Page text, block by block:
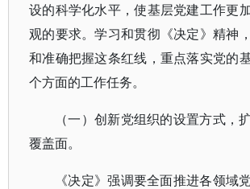
设的科学化水平，使基层党建工作更
观的要求。学习和贯彻《决定》精神
和准确把握这条红线，重点落实党的
个方面的工作任务。
（一）创新党组织的设置方式，
覆盖面。
《决定》强调要全面推进各领域